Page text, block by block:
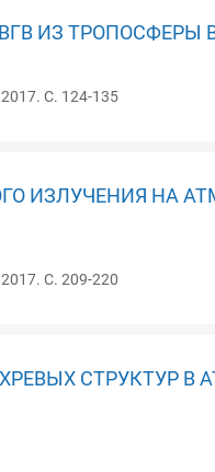
ИЗ ТРОПОСФЕРЫ
С. 124-135
ИЗЛУЧЕНИЯ НА
С. 209-220
СТРУКТУР В